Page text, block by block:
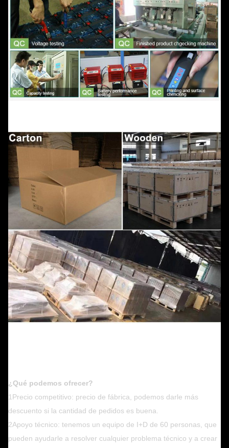
¿Qué podemos ofrecer?
1Precio competitivo: precio de fábrica, podemos darle más
descuento si la cantidad de pedidos es buena.
2Apoyo técnico: tenemos un equipo de I+D de 60 personas, que
pueden ayudarle a resolver cualquier problema técnico y a crear